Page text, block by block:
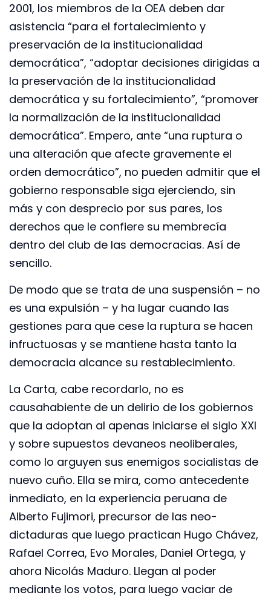
2001, los miembros de la OEA deben dar
asistencia “para el fortalecimiento y
preservación de la institucionalidad
democrática”, “adoptar decisiones dirigidas a
la preservación de la institucionalidad
democrática y su fortalecimiento”, “promover
la normalización de la institucionalidad
democrática”. Empero, ante “una ruptura o
una alteración que afecte gravemente el
orden democrático”, no pueden admitir que el
gobierno responsable siga ejerciendo, sin
más y con desprecio por sus pares, los
derechos que le confiere su membrecía
dentro del club de las democracias. Así de
sencillo.
De modo que se trata de una suspensión – no
es una expulsión – y ha lugar cuando las
gestiones para que cese la ruptura se hacen
infructuosas y se mantiene hasta tanto la
democracia alcance su restablecimiento.
La Carta, cabe recordarlo, no es
causahabiente de un delirio de los gobiernos
que la adoptan al apenas iniciarse el siglo XXI
y sobre supuestos devaneos neoliberales,
como lo arguyen sus enemigos socialistas de
nuevo cuño. Ella se mira, como antecedente
inmediato, en la experiencia peruana de
Alberto Fujimori, precursor de las neo-
dictaduras que luego practican Hugo Chávez,
Rafael Correa, Evo Morales, Daniel Ortega, y
ahora Nicolás Maduro. Llegan al poder
mediante los votos, para luego vaciar de